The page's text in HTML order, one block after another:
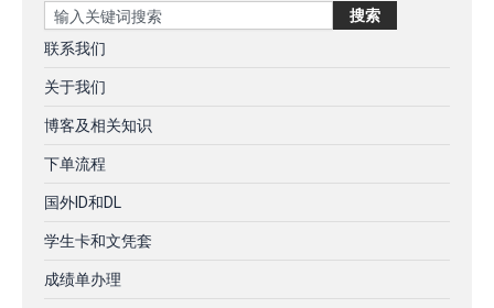
Search 搜索
联系我们
关于我们
博客及相关知识
下单流程
国外ID和DL
学生卡和文凭套
成绩单办理